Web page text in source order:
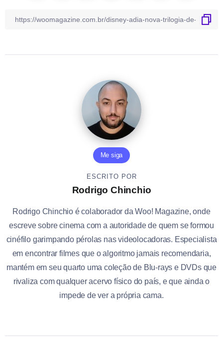
Me siga
ESCRITO POR
Rodrigo Chinchio
Rodrigo Chinchio é colaborador da Woo! Magazine, onde
escreve sobre cinema com a autoridade de quem se formou
cinéfilo garimpando pérolas nas videolocadoras. Especialista
em encontrar filmes que o algoritmo jamais recomendaria,
mantém em seu quarto uma coleção de Blu-rays e DVDs que
rivaliza com qualquer acervo físico do país, e que ainda o
impede de ver a própria cama.